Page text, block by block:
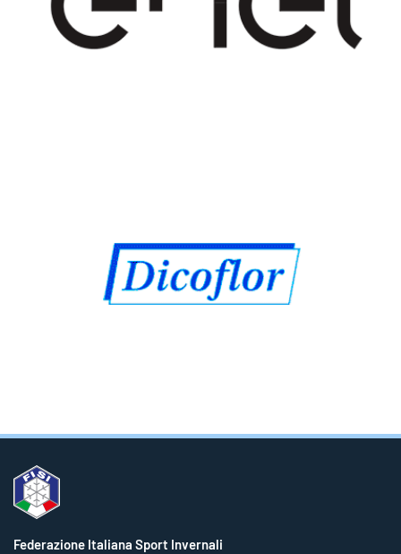
Federazione Italiana Sport Invernali